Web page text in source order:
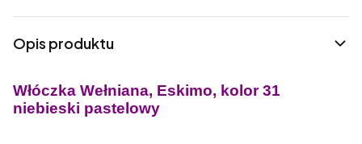
Opis produktu
Włóczka Wełniana, Eskimo, kolor 31
niebieski pastelowy